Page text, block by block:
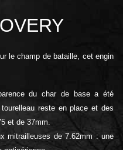
le champ de bataille, cet engin
du char de base a été
reste en place et des
et de 37mm.
mitrailleuses de 7.62mm : une